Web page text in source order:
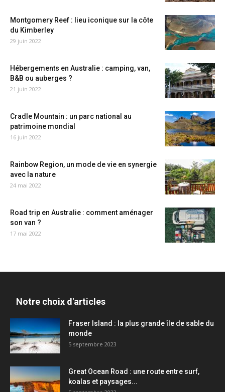
Montgomery Reef : lieu iconique sur la côte
du Kimberley
29 juin 2022
Hébergements en Australie : camping, van,
B&B ou auberges ?
21 juin 2022
Cradle Mountain : un parc national au
patrimoine mondial
16 juin 2022
Rainbow Region, un mode de vie en synergie
avec la nature
24 mai 2022
Road trip en Australie : comment aménager
son van ?
17 mai 2022
Notre choix d'articles
Fraser Island : la plus grande île de sable du
monde
5 septembre 2023
Great Ocean Road : une route entre surf,
koalas et paysages...